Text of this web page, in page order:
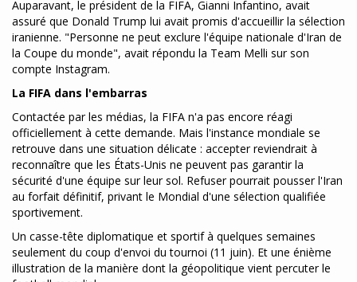
Auparavant, le président de la FIFA, Gianni Infantino, avait
assuré que Donald Trump lui avait promis d'accueillir la sélection
iranienne. "Personne ne peut exclure l'équipe nationale d'Iran de
la Coupe du monde", avait répondu la Team Melli sur son
compte Instagram.
La FIFA dans l'embarras
Contactée par les médias, la FIFA n'a pas encore réagi
officiellement à cette demande. Mais l'instance mondiale se
retrouve dans une situation délicate : accepter reviendrait à
reconnaître que les États-Unis ne peuvent pas garantir la
sécurité d'une équipe sur leur sol. Refuser pourrait pousser l'Iran
au forfait définitif, privant le Mondial d'une sélection qualifiée
sportivement.
Un casse-tête diplomatique et sportif à quelques semaines
seulement du coup d'envoi du tournoi (11 juin). Et une énième
illustration de la manière dont la géopolitique vient percuter le